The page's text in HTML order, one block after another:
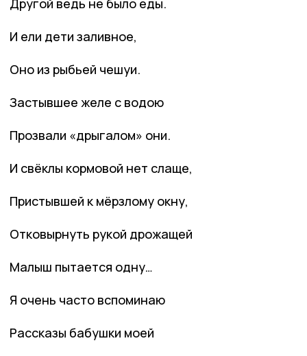
И ели дети заливное,
Оно из рыбьей чешуи.
Застывшее желе с водою
Прозвали «дрыгалом» они.
И свёклы кормовой нет слаще,
Пристывшей к мёрзлому окну,
Отковырнуть рукой дрожащей
Малыш пытается одну…
Я очень часто вспоминаю
Рассказы бабушки моей